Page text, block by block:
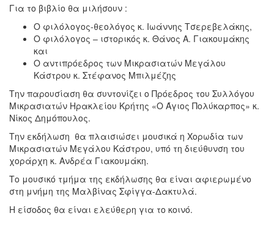
Για το βιβλίο θα μιλήσουν :
Ο φιλόλογος-θεολόγος κ. Ιωάννης Τσερεβελάκης,
Ο φιλόλογος – ιστορικός κ. Θάνος Α. Γιακουμάκης
και
Ο αντιπρόεδρος των Μικρασιατών Μεγάλου
Κάστρου κ. Στέφανος Μπιλμέζης
Την παρουσίαση θα συντονίζει ο Πρόεδρος του Συλλόγου
Μικρασιατών Ηρακλείου Κρήτης «Ο Άγιος Πολύκαρπος» κ.
Νίκος Δημόπουλος.
Την εκδήλωση θα πλαισιώσει μουσικά η Χορωδία των
Μικρασιατών Μεγάλου Κάστρου, υπό τη διεύθυνση του
χοράρχη κ. Ανδρέα Γιακουμάκη.
Το μουσικό τμήμα της εκδήλωσης θα είναι αφιερωμένο
στη μνήμη της Μαλβίνας Σφίγγα-Δακτυλά.
Η είσοδος θα είναι ελεύθερη για το κοινό.